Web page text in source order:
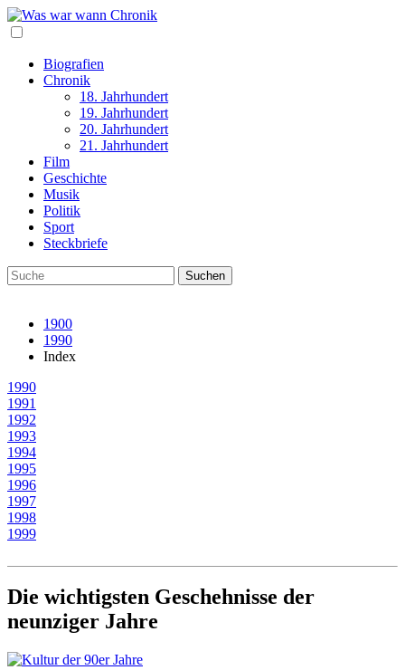
Biografien
Chronik
18. Jahrhundert
19. Jahrhundert
20. Jahrhundert
21. Jahrhundert
Film
Geschichte
Musik
Politik
Sport
Steckbriefe
1900
1990
Index
1990
1991
1992
1993
1994
1995
1996
1997
1998
1999
Die wichtigsten Geschehnisse der
neunziger Jahre